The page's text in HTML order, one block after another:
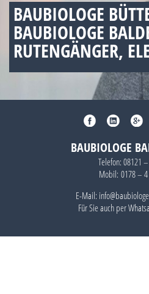
BAUBIOLOGE
BAUBIOLOGE
RUTENGÄNGER,
BAUBIOLOGE
Telefon: 08121
Mobil: 0178 –
E-Mail:
Für Sie auch per